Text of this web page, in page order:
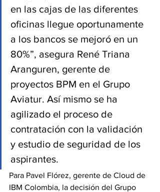
en las cajas de las diferentes
oficinas llegue oportunamente
a los bancos se mejoró en un
80%”, asegura René Triana
Aranguren, gerente de
proyectos BPM en el Grupo
Aviatur. Así mismo se ha
agilizado el proceso de
contratación con la validación
y estudio de seguridad de los
aspirantes.
Para Pavel Flórez, gerente de Cloud de
IBM Colombia, la decisión del Grupo